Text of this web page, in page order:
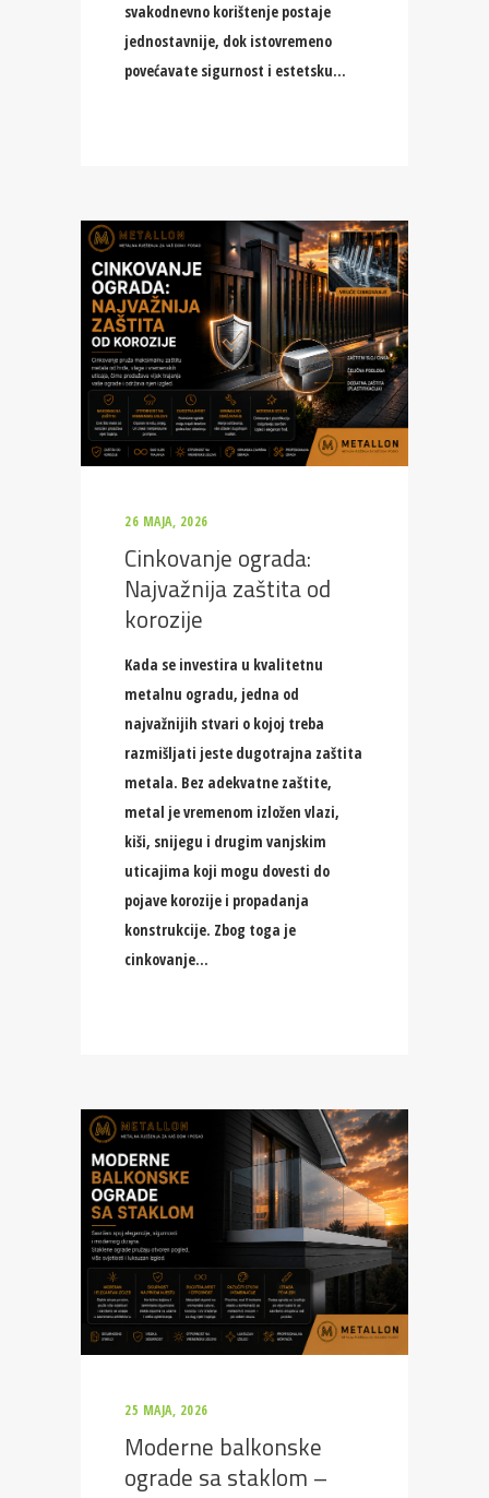
svakodnevno korištenje postaje
jednostavnije, dok istovremeno
povećavate sigurnost i estetsku
26 MAJA, 2026
Cinkovanje ograda:
Najvažnija zaštita od
korozije
Kada se investira u kvalitetnu
metalnu ogradu, jedna od
najvažnijih stvari o kojoj treba
razmišljati jeste dugotrajna zaštita
metala. Bez adekvatne zaštite,
metal je vremenom izložen vlazi,
kiši, snijegu i drugim vanjskim
uticajima koji mogu dovesti do
pojave korozije i propadanja
konstrukcije. Zbog toga je
cinkovanje
25 MAJA, 2026
Moderne balkonske
ograde sa staklom –